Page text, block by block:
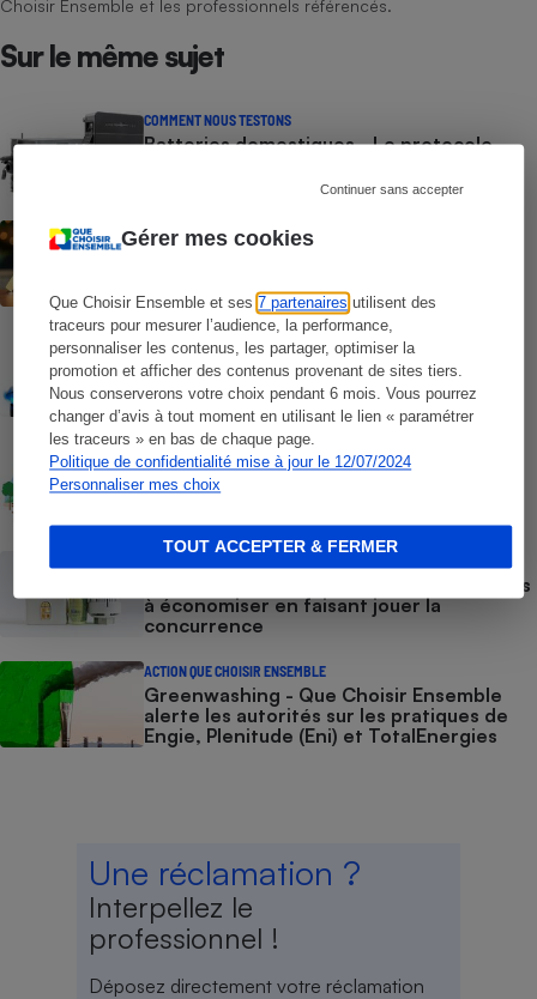
Gérer mes cookies
Que Choisir Ensemble et ses7 partenaires utilisent des
traceurs pour mesurer l’audience, la performance,
personnaliser les contenus, les partager, optimiser la
promotion et afficher des contenus provenant de sites tiers.
Nous conserverons votre choix pendant 6 mois. Vous pourrez
changer d’avis à tout moment en utilisant le lien « paramétrer
les traceurs » en bas de chaque page.
Politique de confidentialité mise à jour le 12/07/2024
Personnaliser mes choix
Continuer sans accepter
TOUT ACCEPTER & FERMER
Choisir Ensemble et les professionnels référencés.
Sur le même sujet
COMMENT NOUS TESTONS
Batteries domestiques - Le protocole
ACTUALITÉ
1er août
COMPARATEUR
Comparateur Gaz & Électricité gratuit -
Faites baisser votre facture annuelle
d’énergie
Énergie citoyenne - Quand des habitants
se lancent dans l’aventure
Gaz et électricité - Des centaines d’euros
à économiser en faisant jouer la
concurrence
ACTION QUE CHOISIR ENSEMBLE
Greenwashing - Que Choisir Ensemble
alerte les autorités sur les pratiques de
Engie, Plenitude (Eni) et TotalEnergies
Une réclamation ?
Interpellez le
professionnel !
Déposez directement votre réclamation